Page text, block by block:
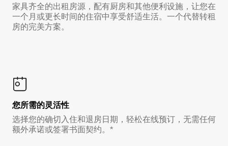
家具齐全的出租房源，配有厨房和其他便利设施，让您在
一个月或更长时间的住宿中享受舒适生活。一个代替转租
房的完美方案。
您所需的灵活性
选择您的确切入住和退房日期，轻松在线预订，无需任何
额外承诺或签署书面契约。*